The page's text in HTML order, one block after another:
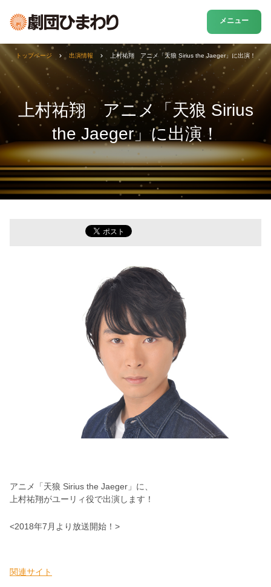
メニュー
上村祐翔 アニメ「天狼 Sirius
the Jaeger」に出演！
トップページ 出演情報 上村祐翔 アニメ「天狼 Sirius the Jaeger」に出演！
アニメ「天狼 Sirius the Jaeger」に、
上村祐翔がユーリィ役で出演します！
<2018年7月より放送開始！>
関連サイト